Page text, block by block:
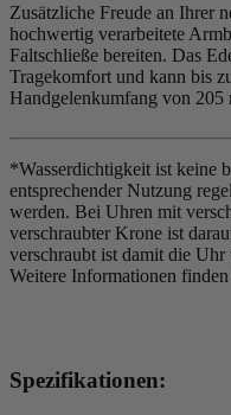
Zusätzliche Freude an Ihrer
hochwertig verarbeitete
Faltschließe bereiten. Das
Tragekomfort und kann bis
Handgelenkumfang von 205
*Wasserdichtigkeit ist keine
entsprechender Nutzung
werden. Bei Uhren mit
verschraubter Krone ist
verschraubt ist damit die Uhr
Weitere Informationen
Spezifikationen: